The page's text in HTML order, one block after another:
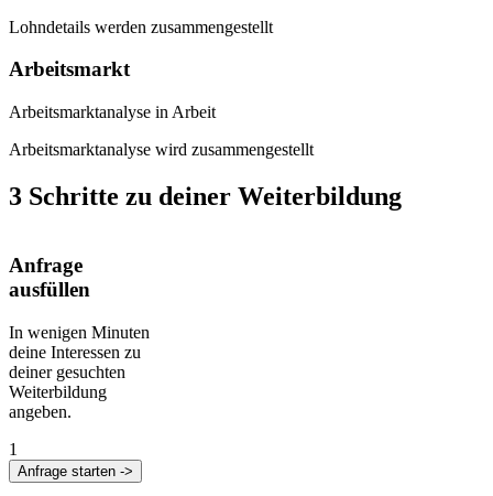
Lohndetails werden zusammengestellt
Arbeitsmarkt
Arbeitsmarktanalyse in Arbeit
Arbeitsmarktanalyse wird zusammengestellt
3 Schritte zu deiner Weiterbildung
Anfrage
ausfüllen
In wenigen Minuten
deine Interessen zu
deiner gesuchten
Weiterbildung
angeben.
1
Anfrage starten ->